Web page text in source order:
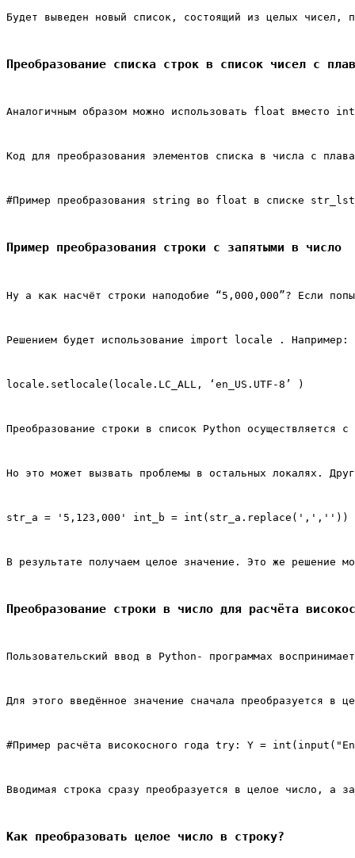
Будет выведен новый список, состоящий из целых чисел,
Преобразование списка строк в список чисел с
Аналогичным образом можно использовать float вместо
Код для преобразования элементов списка в числа с
#Пример преобразования string во float в
Пример преобразования строки с запятыми в число
Ну а как насчёт строки наподобие “5,000,000”? Если
Решением будет использование import locale . Например:
locale.setlocale(locale.LC_ALL, ‘en_US.UTF-8’ )
Преобразование строки в список Python
Но это может вызвать проблемы в остальных локалях.
str_a = '5,123,000' int_b = int(str_a.replace(',',''))
В результате получаем целое значение. Это же решение
Преобразование строки в число для расчёта
Пользовательский ввод в Python- программах
Для этого введённое значение сначала преобразуется в
#Пример расчёта високосного года try: Y =
Вводимая строка сразу преобразуется в целое число, а
Как преобразовать целое число в строку?